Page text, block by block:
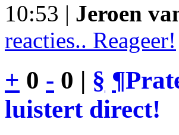
10:53 | Jeroen
reacties.. Reageer!
+ 0 - 0 | § ¶
luistert direct!